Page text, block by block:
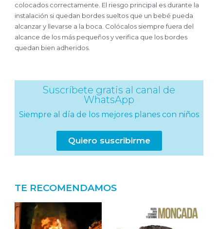
colocados correctamente. El riesgo principal es durante la
instalación si quedan bordes sueltos que un bebé pueda
alcanzar y llevarse a la boca. Colócalos siempre fuera del
alcance de los más pequeños y verifica que los bordes
quedan bien adheridos.
Suscríbete gratis al canal de
WhatsApp
Siempre al día de los mejores planes con niños
Quiero suscribirme
TE RECOMENDAMOS